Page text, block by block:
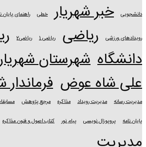
دانشجویی خبر شهریار خطی راهنمای پایان
رویدادهای ورزشی ریاضی ریاضی 1 ریاضی2
دانشگاه شهرستان
علی شاه عوض فرماندار
مدیریت رسانه
مدیریت رویداد مذاکره مرجع پژوهش
پایان نامه پروپوزال نویسی پیام نور کتاب اصول و فنون مذاکره